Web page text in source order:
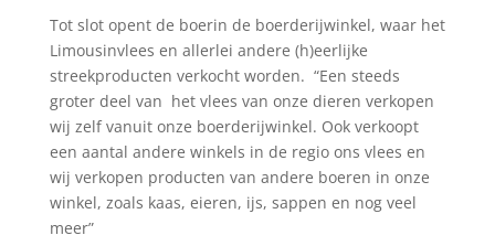
Tot slot opent de boerin de boerderijwinkel, waar het
Limousinvlees en allerlei andere (h)eerlijke
streekproducten verkocht worden. “Een steeds
groter deel van het vlees van onze dieren verkopen
wij zelf vanuit onze boerderijwinkel. Ook verkoopt
een aantal andere winkels in de regio ons vlees en
wij verkopen producten van andere boeren in onze
winkel, zoals kaas, eieren, ijs, sappen en nog veel
meer”